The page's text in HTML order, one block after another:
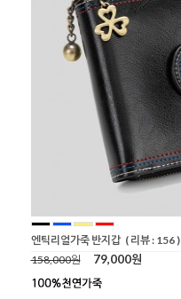
엔틱리얼가죽 반지갑 ( 리뷰 : 156 )
158,000원
79,000원